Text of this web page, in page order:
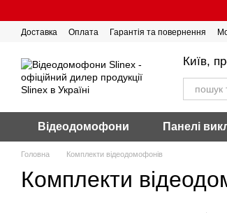
Доставка Оплата Гарантія та повернення
Київ,
Відеодомофони Панелі
Головна Комплекти відеодомофонів
Комплекти